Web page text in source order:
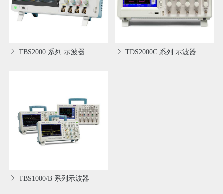
TBS2000 系列 示波器 TDS2000C 系列 示波器
TBS1000/B 系列示波器